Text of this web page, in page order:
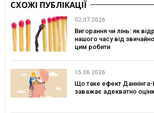
СХОЖІ ПУБЛІКАЦІЇ
02.07.2026
Вигорання чи лінь: як
нашого часу від
цим робити
15.06.2026
Що таке ефект Даннінга-
заважає адекватно